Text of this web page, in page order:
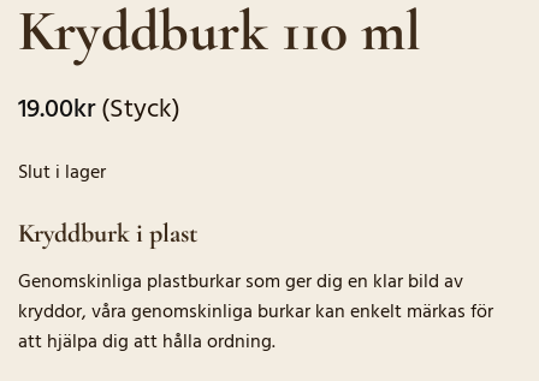
baserat på
kundrecensioner
Kryddburk 110 ml
19.00kr(Styck)
Slut i lager
Kryddburk i plast
Genomskinliga plastburkar som ger dig en klar bild av
kryddor, våra genomskinliga burkar kan enkelt märkas för
att hjälpa dig att hålla ordning.